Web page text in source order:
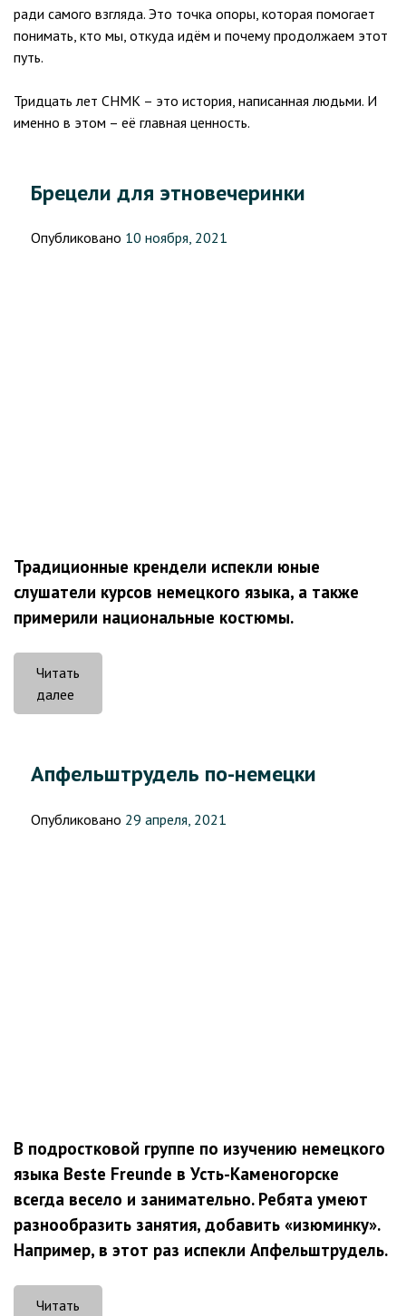
ради самого взгляда. Это точка опоры, которая помогает
понимать, кто мы, откуда идём и почему продолжаем этот
путь.
Тридцать лет СНМК – это история, написанная людьми. И
именно в этом – её главная ценность.
Брецели для этновечеринки
Опубликовано 10 ноября, 2021
Традиционные крендели испекли юные
слушатели курсов немецкого языка, а также
примерили национальные костюмы.
Читать
далее
для
Апфельштрудель по-немецки
Опубликовано 29 апреля, 2021
В подростковой группе по изучению немецкого
языка Beste Freunde в Усть-Каменогорске
всегда весело и занимательно. Ребята умеют
разнообразить занятия, добавить «изюминку».
Например, в этот раз испекли Апфельштрудель.
Читать